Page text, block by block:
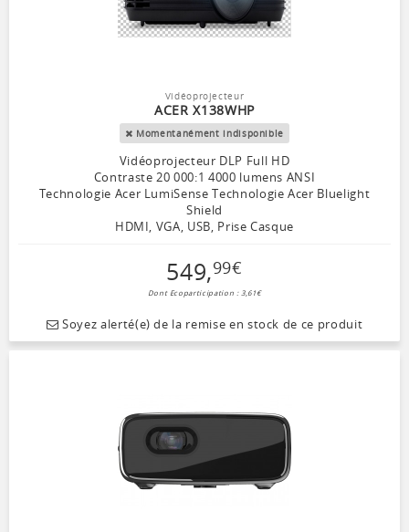
Vidéoprojecteur
ACER X138WHP
Momentanément indisponible
Vidéoprojecteur DLP Full HD
Contraste 20 000:1 4000 lumens ANSI
Technologie Acer LumiSense Technologie Acer Bluelight
Shield
HDMI, VGA, USB, Prise Casque
549,99€
Dont Ecoparticipation : 3,61€
Soyez alerté(e) de la remise en stock de ce produit